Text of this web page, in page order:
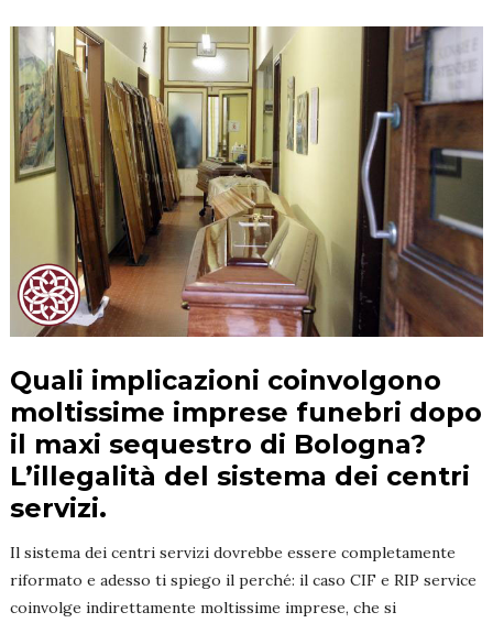
Quali implicazioni coinvolgono
moltissime imprese funebri dopo
il maxi sequestro di Bologna?
L’illegalità del sistema dei centri
servizi.
Il sistema dei centri servizi dovrebbe essere completamente
riformato e adesso ti spiego il perché: il caso CIF e RIP service
coinvolge indirettamente moltissime imprese, che si